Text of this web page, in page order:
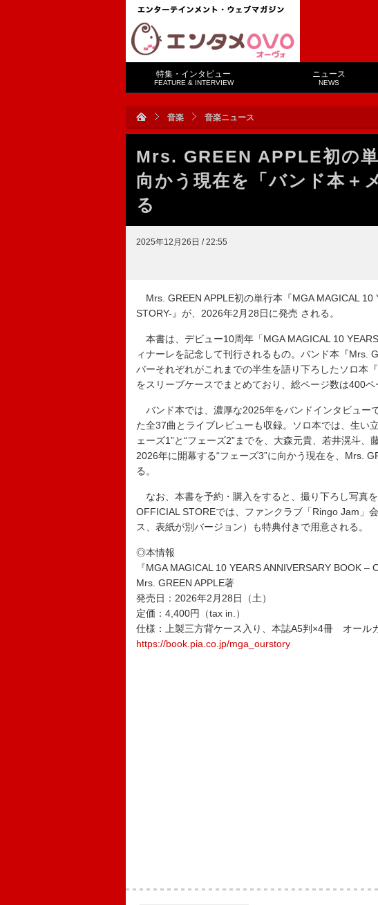
特集・インタビュー
FEATURE & INTERVIEW
ニュース
NEWS
音楽 音楽ニュース
Mrs. GREEN APPLE初の
向かう現在を「バンド本＋
る
2025年12月26日 / 22:55
Mrs. GREEN APPLE初の単行本『MGA MAGICAL 10
STORY-』が、2026年2月28日に発売 される。
本書は、デビュー10周年「MGA MAGICAL 10
ィナーレを記念して刊行されるもの。バンド本『Mrs.
バーそれぞれがこれまでの半生を語り下ろしたソロ本
をスリーブケースでまとめており、総ページ数は400ペ
バンド本では、濃厚な2025年をバンドインタビュー
た全37曲とライブレビューも収録。ソロ本では、生い
ェーズ1”と“フェーズ2”までを、大森元貴、若井滉斗、
2026年に開幕する“フェーズ3”に向かう現在を、Mrs.
る。
なお、本書を予約・購入をすると、撮り下ろし写真
OFFICIAL STOREでは、ファンクラブ「Ringo Jam」
ス、表紙が別バージョン）も特典付きで用意される。
◎本情報
『MGA MAGICAL 10 YEARS ANNIVERSARY BOOK –
Mrs. GREEN APPLE著
発売日：2026年2月28日（土）
定価：4,400円（tax in.）
仕様：上製三方背ケース入り、本誌A5判×4冊 オール
https://book.pia.co.jp/mga_ourstory